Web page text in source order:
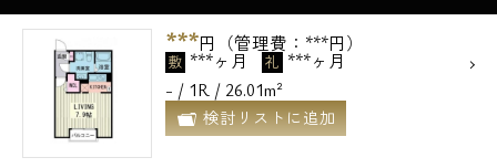
***円（管理費：***円）
敷 ***ヶ月 礼 ***ヶ月
- / 1R / 26.01m²
検討リストに追加